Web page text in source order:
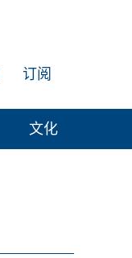
订阅
文化